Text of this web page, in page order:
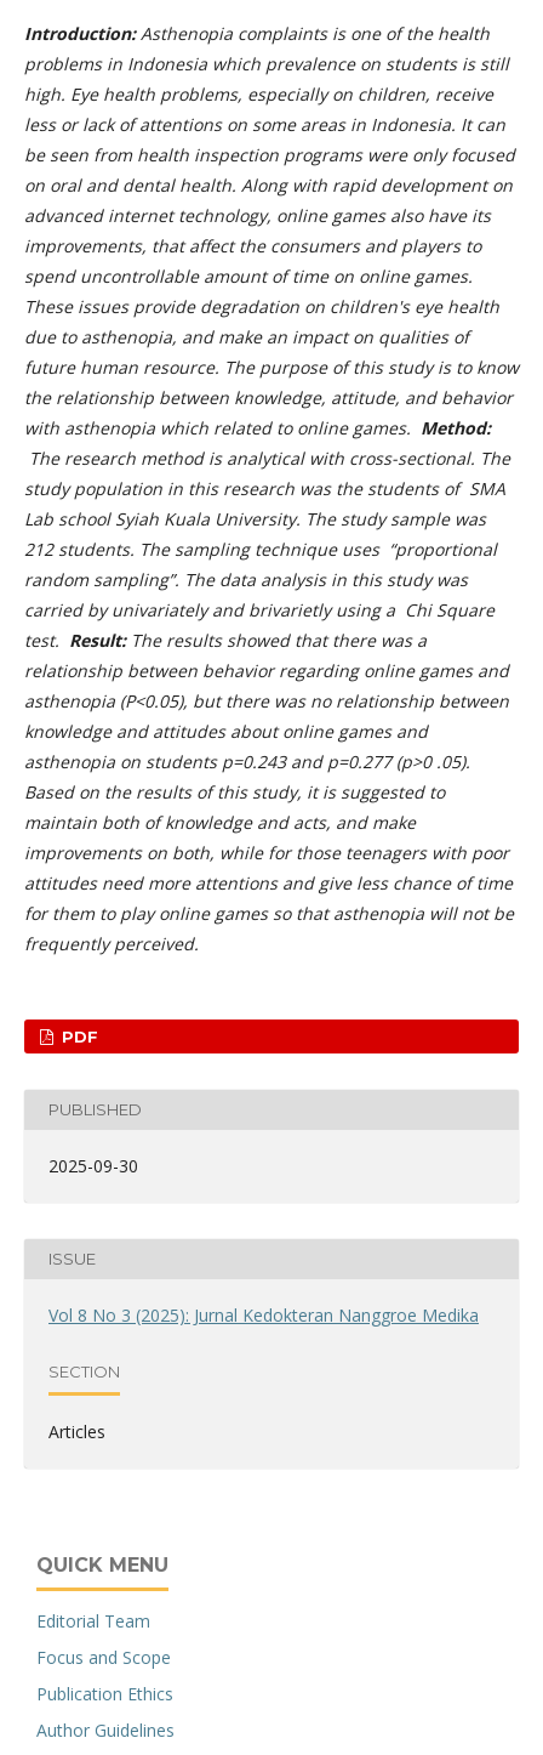
Introduction: Asthenopia complaints is one of the health
problems in Indonesia which prevalence on students is still
high. Eye health problems, especially on children, receive
less or lack of attentions on some areas in Indonesia. It can
be seen from health inspection programs were only focused
on oral and dental health. Along with rapid development on
advanced internet technology, online games also have its
improvements, that affect the consumers and players to
spend uncontrollable amount of time on online games.
These issues provide degradation on children's eye health
due to asthenopia, and make an impact on qualities of
future human resource. The purpose of this study is to know
the relationship between knowledge, attitude, and behavior
with asthenopia which related to online games. Method:
The research method is analytical with cross-sectional. The
study population in this research was the students of SMA
Lab school Syiah Kuala University. The study sample was
212 students. The sampling technique uses “proportional
random sampling”. The data analysis in this study was
carried by univariately and brivarietly using a Chi Square
test. Result:The results showed that there was a
relationship between behavior regarding online games and
asthenopia (P<0.05), but there was no relationship between
knowledge and attitudes about online games and
asthenopia on students p=0.243 and p=0.277 (p>0 .05).
Based on the results of this study, it is suggested to
maintain both of knowledge and acts, and make
improvements on both, while for those teenagers with poor
attitudes need more attentions and give less chance of time
for them to play online games so that asthenopia will not be
frequently perceived.
PDF
PUBLISHED
2025-09-30
ISSUE
Vol 8 No 3 (2025): Jurnal Kedokteran Nanggroe Medika
SECTION
Articles
QUICK MENU
Editorial Team
Focus and Scope
Publication Ethics
Author Guidelines